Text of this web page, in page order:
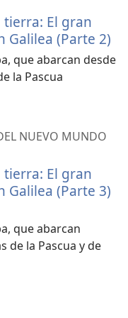
tierra: El gran
Galilea (Parte 2)
que abarcan desde
la Pascua
NUEVO MUNDO
tierra: El gran
Galilea (Parte 3)
que abarcan
de la Pascua y de